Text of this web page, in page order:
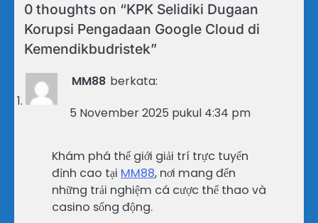
0 thoughts on “KPK Selidiki Dugaan
Korupsi Pengadaan Google Cloud di
Kemendikbudristek”
MM88 berkata:
5 November 2025 pukul 4:34 pm
Khám phá thế giới giải trí trực tuyến
đỉnh cao tại MM88, nơi mang đến
những trải nghiệm cá cược thể thao và
casino sống động.